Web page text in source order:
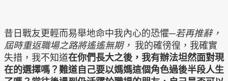
昔日戰友更輕而易舉地命中我內心的恐懼─若再推辭，
屆時重返職場之路將遙遙無期， 我的確徬徨，我確實
失措，我不知道在你們長大之後，我有辦法坦然面對現
在的選擇嗎？難道自己要以媽媽這個角色過後半段人生